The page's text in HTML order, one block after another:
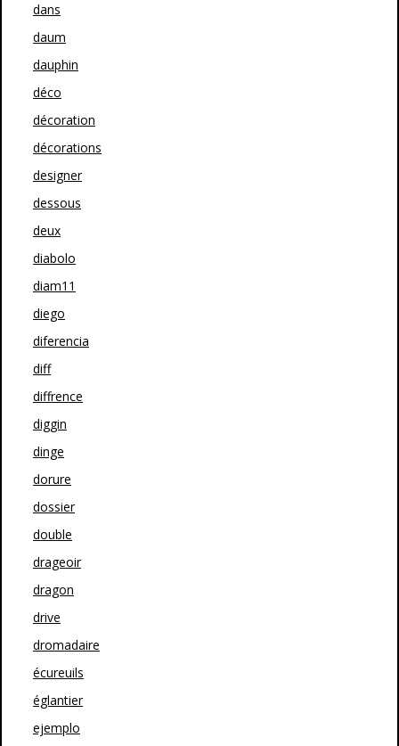
dans
daum
dauphin
déco
décoration
décorations
designer
dessous
deux
diabolo
diam11
diego
diferencia
diff
diffrence
diggin
dinge
dorure
dossier
double
drageoir
dragon
drive
dromadaire
écureuils
églantier
ejemplo